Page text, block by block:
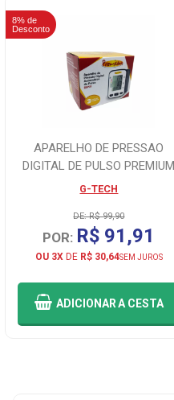
8% de
Desconto
APARELHO DE PRESSAO
DIGITAL DE PULSO PREMIUM
G-TECH
DE: R$ 99,90
POR: R$ 91,91
OU 3XDE R$ 30,64SEM JUROS
ADICIONARA CESTA